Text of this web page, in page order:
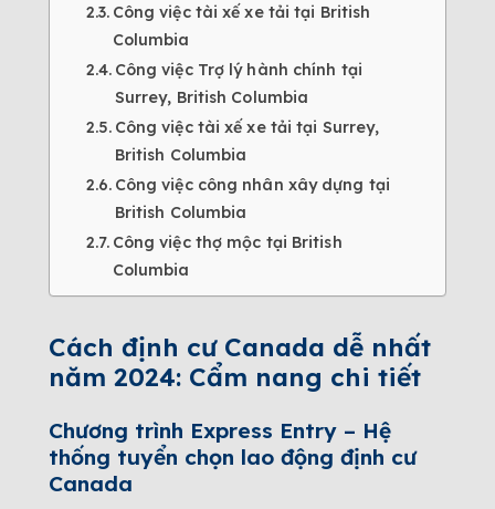
Công việc tài xế xe tải tại British
Columbia
Công việc Trợ lý hành chính tại
Surrey, British Columbia
Công việc tài xế xe tải tại Surrey,
British Columbia
Công việc công nhân xây dựng tại
British Columbia
Công việc thợ mộc tại British
Columbia
Cách định cư Canada dễ nhất
năm 2024: Cẩm nang chi tiết
Chương trình Express Entry – Hệ
thống tuyển chọn lao động định cư
Canada